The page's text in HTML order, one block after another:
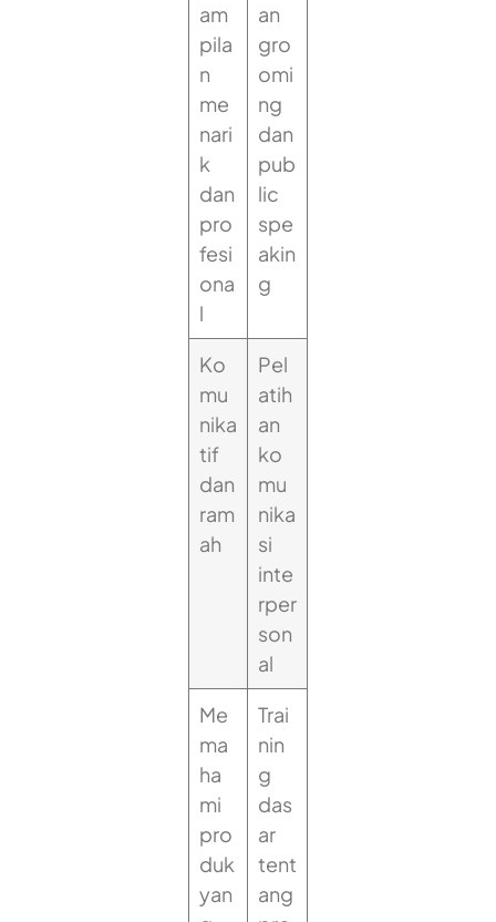
am
pila
n
me
nari
k
dan
pro
fesi
ona
l
an
gro
omi
ng
dan
pub
lic
spe
akin
g
Ko
mu
nika
tif
dan
ram
ah
Pel
atih
an
ko
mu
nika
si
inte
rper
son
al
Me
ma
ha
mi
pro
duk
yan
Trai
nin
g
das
ar
tent
ang